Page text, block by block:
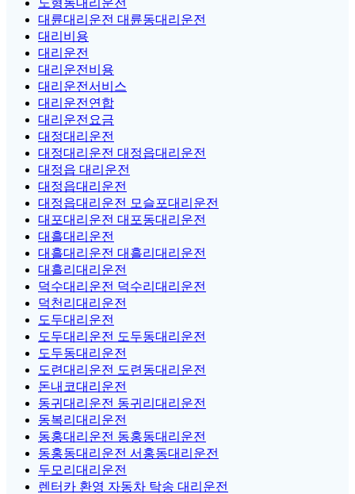
대륜대리운전 대륜동대리운전
대리비용
대리운전
대리운전비용
대리운전서비스
대리운전연합
대리운전요금
대정대리운전
대정대리운전 대정읍대리운전
대정읍 대리운전
대정읍대리운전
대정읍대리운전 모슬포대리운전
대포대리운전 대포동대리운전
대흘대리운전
대흘대리운전 대흘리대리운전
대흘리대리운전
덕수대리운전 덕수리대리운전
덕천리대리운전
도두대리운전
도두대리운전 도두동대리운전
도두동대리운전
도련대리운전 도련동대리운전
돈내코대리운전
동귀대리운전 동귀리대리운전
동복리대리운전
동홍대리운전 동홍동대리운전
동홍동대리운전 서홍동대리운전
두모리대리운전
렌터카 환영 자동차 탁송 대리운전